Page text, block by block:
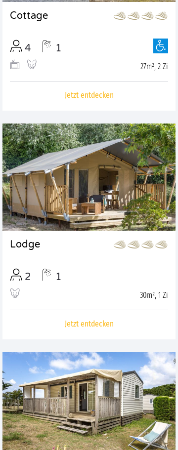
Cottage
4 1
27m², 2 Zi
Jetzt entdecken
Lodge
2 1
30m², 1 Zi
Jetzt entdecken